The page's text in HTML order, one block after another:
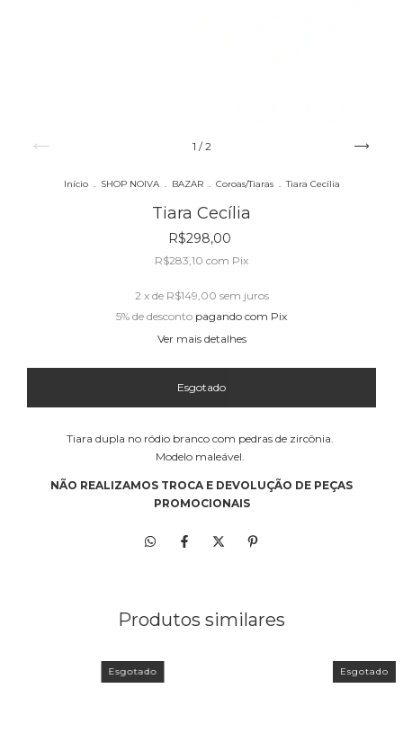
1 /2
Início SHOP NOIVA BAZAR Coroas/Tiaras Tiara Cecília
Tiara Cecília
R$298,00
R$283,10 com Pix
2 x de R$149,00 sem juros
5% de desconto pagando com Pix
Ver mais detalhes
Tiara dupla no ródio branco com pedras de zircônia.
Modelo maleável.
NÃO REALIZAMOS TROCA E DEVOLUÇÃO DE PEÇAS
PROMOCIONAIS
Produtos similares
Esgotado Esgotado